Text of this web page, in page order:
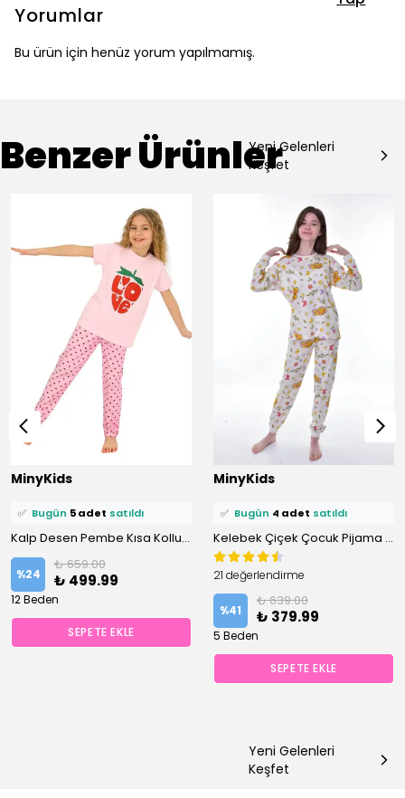
Yorumlar
Bu ürün için henüz yorum yapılmamış.
Benzer ÜrünlerYeni Gelenleri
Keşfet
MinyKids
6 kişi
✅ Bugün 5 adet satıldı
Kalp Desen Pembe Kısa Kollu %100 Pamuklu Kız Çocuk Pijama Takım
%24
₺ 659.00
₺ 499.99
12 Beden
SEPETE EKLE
MinyKids
Bu ürünü8 kişifavoriledi!
7 kişi
✅ Bugün 4 adet satıldı
Kelebek Çiçek Çocuk Pijama Takımı
21 değerlendirme
%41
₺ 639.00
₺ 379.99
5 Beden
SEPETE EKLE
Yeni Gelenleri
Keşfet